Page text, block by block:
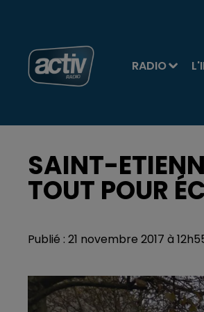
RADIO
SAINT-
TOUT POUR
Publié : 21 novembre 2017 à